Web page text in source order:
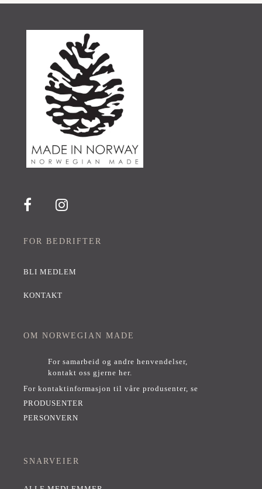
FOR BEDRIFTER
BLI MEDLEM
KONTAKT
OM NORWEGIAN MADE
For samarbeid og andre henvendelser,
kontakt oss gjerne her.
For kontaktinformasjon til våre produsenter, se
PRODUSENTER
PERSONVERN
SNARVEIER